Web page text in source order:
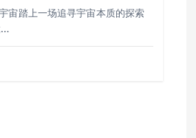
宙踏上一场追寻宇宙本质的探索
…